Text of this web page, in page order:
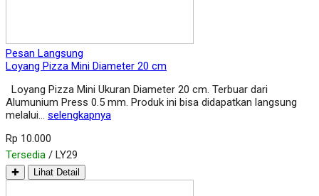
Pesan Langsung
Loyang Pizza Mini Diameter 20 cm
Loyang Pizza Mini Ukuran Diameter 20 cm. Terbuar dari
Alumunium Press 0.5 mm. Produk ini bisa didapatkan langsung
melalui… selengkapnya
Rp 10.000
Tersedia / LY29
✚ Lihat Detail